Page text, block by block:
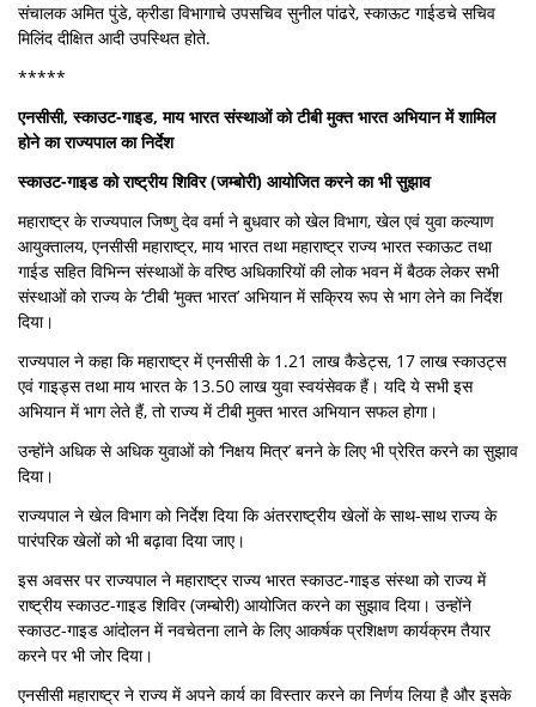
संचालक अमित पुंडे, क्रीडा विभागाचे उपसचिव सुनील पांढरे, स्काऊट गाईडचे सचिव
मिलिंद दीक्षित आदी उपस्थित होते.
*****
एनसीसी, स्काउट-गाइड, माय भारत संस्थाओं को टीबी मुक्त भारत अभियान में शामिल
होने का राज्यपाल का निर्देश
स्काउट-गाइड को राष्ट्रीय शिविर (जम्बोरी) आयोजित करने का भी सुझाव
महाराष्ट्र के राज्यपाल जिष्णु देव वर्मा ने बुधवार को खेल विभाग, खेल एवं युवा कल्याण
आयुक्तालय, एनसीसी महाराष्ट्र, माय भारत तथा महाराष्ट्र राज्य भारत स्काऊट तथा
गाईड सहित विभिन्न संस्थाओं के वरिष्ठ अधिकारियों की लोक भवन में बैठक लेकर सभी
संस्थाओं को राज्य के ‘टीबी ‘मुक्त भारत’ अभियान में सक्रिय रूप से भाग लेने का निर्देश
दिया।
राज्यपाल ने कहा कि महाराष्ट्र में एनसीसी के 1.21 लाख कैडेट्स, 17 लाख स्काउट्स
एवं गाइड्स तथा माय भारत के 13.50 लाख युवा स्वयंसेवक हैं। यदि ये सभी इस
अभियान में भाग लेते हैं, तो राज्य में टीबी मुक्त भारत अभियान सफल होगा।
उन्होंने अधिक से अधिक युवाओं को ‘निक्षय मित्र’ बनने के लिए भी प्रेरित करने का सुझाव
दिया।
राज्यपाल ने खेल विभाग को निर्देश दिया कि अंतरराष्ट्रीय खेलों के साथ-साथ राज्य के
पारंपरिक खेलों को भी बढ़ावा दिया जाए।
इस अवसर पर राज्यपाल ने महाराष्ट्र राज्य भारत स्काउट-गाइड संस्था को राज्य में
राष्ट्रीय स्काउट-गाइड शिविर (जम्बोरी) आयोजित करने का सुझाव दिया। उन्होंने
स्काउट-गाइड आंदोलन में नवचेतना लाने के लिए आकर्षक प्रशिक्षण कार्यक्रम तैयार
करने पर भी जोर दिया।
एनसीसी महाराष्ट्र ने राज्य में अपने कार्य का विस्तार करने का निर्णय लिया है और इसके